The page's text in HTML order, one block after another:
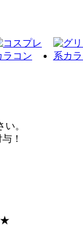
。
！
★